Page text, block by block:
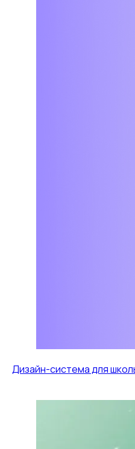
Дизайн-система для